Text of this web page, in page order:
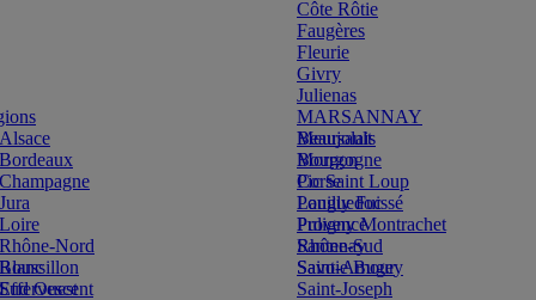
Blanc
Effervescent
Alsace
Beaujolais
Bordeaux
Bourgogne
Champagne
Corse
Jura
Languedoc
Loire
Provence
Rhône-Nord
Rhône-Sud
Roussillon
Savoie Bugey
Sud Ouest
Côte Rôtie
Faugères
Fleurie
Givry
Julienas
MARSANNAY
Meursault
Morgon
Pic Saint Loup
Pouilly Fuissé
Puligny Montrachet
Santenay
Saint-Amour
Saint-Joseph